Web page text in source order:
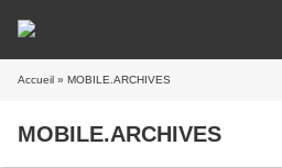
Accueil » MOBILE.ARCHIVES
MOBILE.ARCHIVES